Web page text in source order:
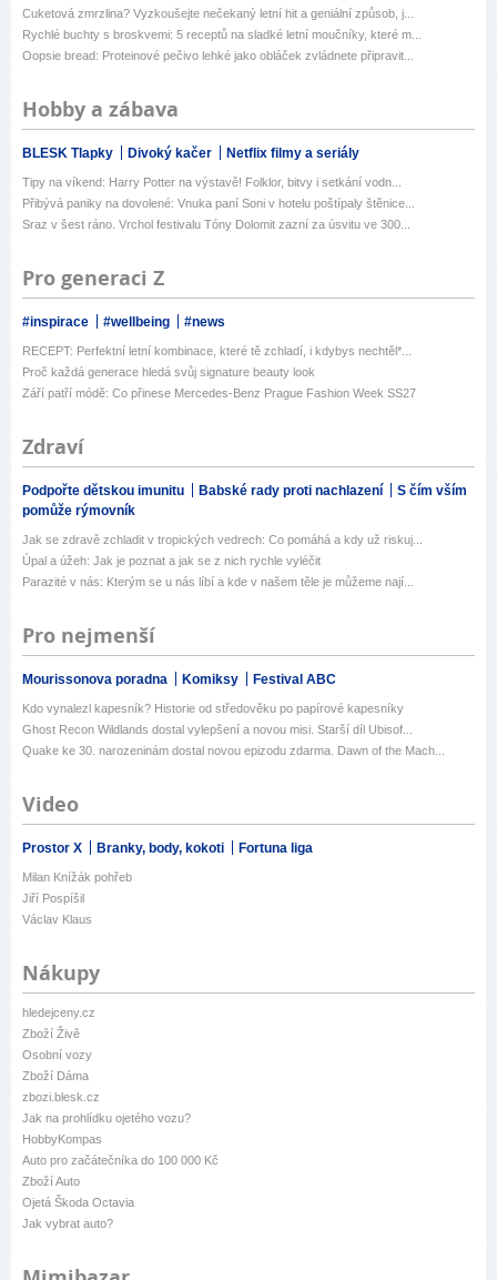
Cuketová zmrzlina? Vyzkoušejte nečekaný letní hit a geniální způsob, j...
Rychlé buchty s broskvemi: 5 receptů na sladké letní moučníky, které m...
Oopsie bread: Proteinové pečivo lehké jako obláček zvládnete připravit...
Hobby a zábava
BLESK Tlapky Divoký kačer Netflix filmy a seriály
Tipy na víkend: Harry Potter na výstavě! Folklor, bitvy i setkání vodn...
Přibývá paniky na dovolené: Vnuka paní Soni v hotelu poštípaly štěnice...
Sraz v šest ráno. Vrchol festivalu Tóny Dolomit zazní za úsvitu ve 300...
Pro generaci Z
#inspirace #wellbeing #news
RECEPT: Perfektní letní kombinace, které tě zchladí, i kdybys nechtěl*...
Proč každá generace hledá svůj signature beauty look
Září patří módě: Co přinese Mercedes-Benz Prague Fashion Week SS27
Zdraví
Podpořte dětskou imunitu Babské rady proti nachlazení
S čím vším
pomůže rýmovník
Jak se zdravě zchladit v tropických vedrech: Co pomáhá a kdy už riskuj...
Úpal a úžeh: Jak je poznat a jak se z nich rychle vyléčit
Parazité v nás: Kterým se u nás líbí a kde v našem těle je můžeme nají...
Pro nejmenší
Mourissonova poradna Komiksy Festival ABC
Kdo vynalezl kapesník? Historie od středověku po papírové kapesníky
Ghost Recon Wildlands dostal vylepšení a novou misi. Starší díl Ubisof...
Quake ke 30. narozeninám dostal novou epizodu zdarma. Dawn of the Mach...
Video
Prostor X Branky, body, kokoti Fortuna liga
Milan Knížák pohřeb
Jiří Pospíšil
Václav Klaus
Nákupy
hledejceny.cz
Zboží Živě
Osobní vozy
Zboží Dáma
zbozi.blesk.cz
Jak na prohlídku ojetého vozu?
HobbyKompas
Auto pro začátečníka do 100 000 Kč
Zboží Auto
Ojetá Škoda Octavia
Jak vybrat auto?